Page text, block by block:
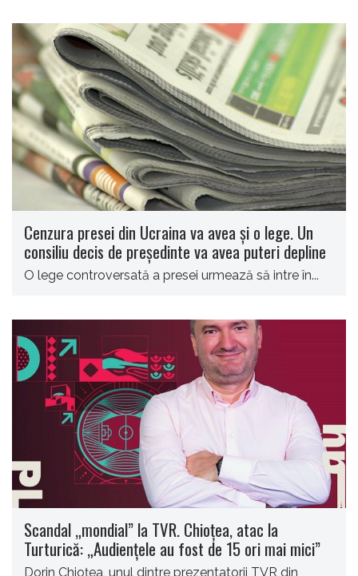
Cenzura presei din Ucraina va avea şi o lege. Un
consiliu decis de preşedinte va avea puteri depline
O lege controversată a presei urmează să intre în...
Scandal „mondial” la TVR. Chioțea, atac la
Turturică: „Audiențele au fost de 15 ori mai mici”
Dorin Chioțea, unul dintre prezentatorii TVR din